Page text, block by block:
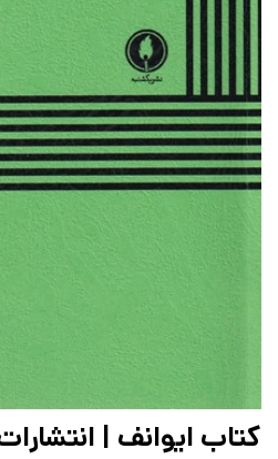
کتاب ایوانف |